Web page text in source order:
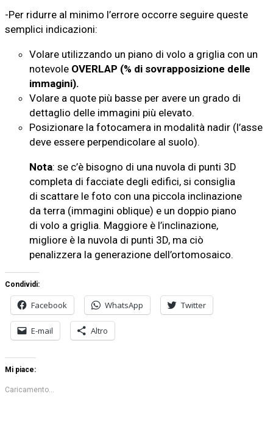
-Per ridurre al minimo l’errore occorre seguire queste
semplici indicazioni:
Volare utilizzando un piano di volo a griglia con un
notevole OVERLAP (% di sovrapposizione delle
immagini).
Volare a quote più basse per avere un grado di
dettaglio delle immagini più elevato.
Posizionare la fotocamera in modalità nadir (l’asse
deve essere perpendicolare al suolo).
Nota: se c’è bisogno di una nuvola di punti 3D
completa di facciate degli edifici, si consiglia
di scattare le foto con una piccola inclinazione
da terra (immagini oblique) e un doppio piano
di volo a griglia. Maggiore è l’inclinazione,
migliore è la nuvola di punti 3D, ma ciò
penalizzera la generazione dell’ortomosaico.
Condividi:
Facebook WhatsApp Twitter
E-mail Altro
Mi piace:
Caricamento...